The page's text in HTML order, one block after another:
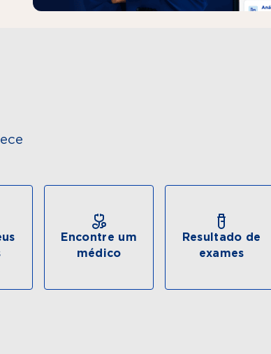
Encontre um
médico
Resultado de
exames